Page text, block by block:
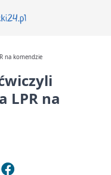
na komendzie
LPR na